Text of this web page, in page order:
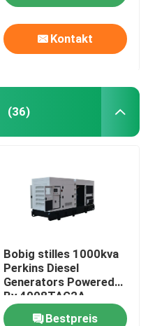
Kontakt
(36)
Bobig stilles 1000kva
Perkins Diesel
Generators Powered
By 4008TAG2A
Bestpreis